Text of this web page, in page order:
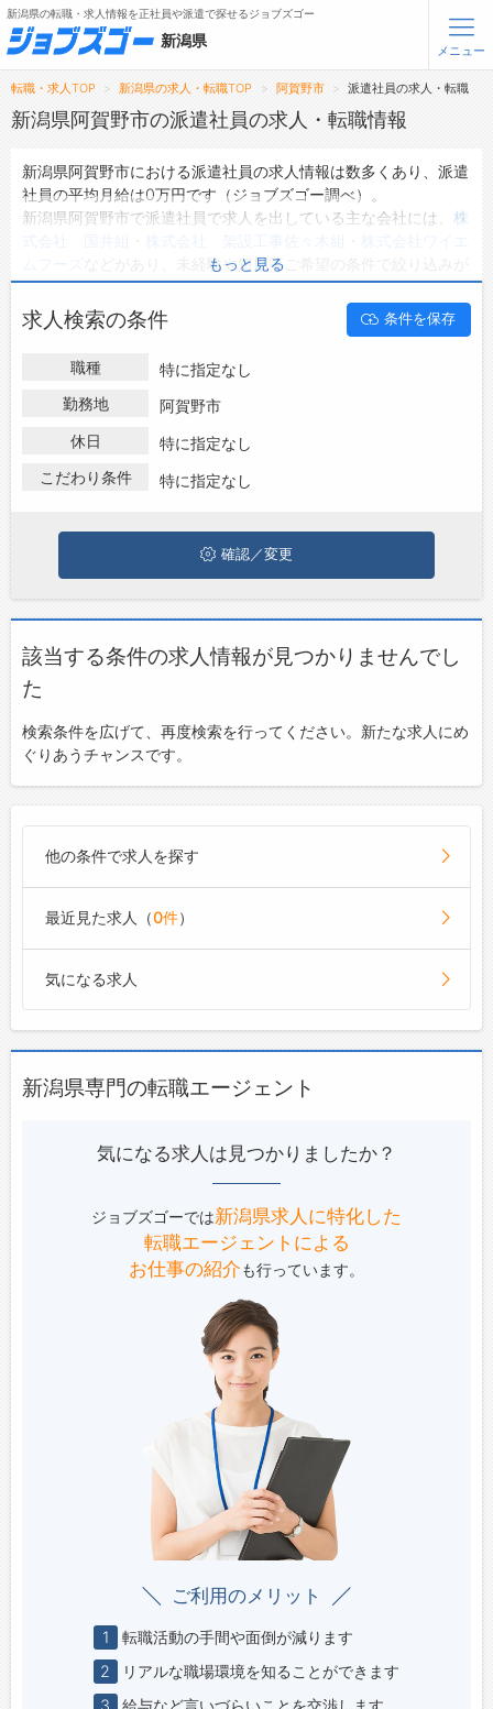
無料会員登録 ログイン
メニュー
トップ
転職支援サービスについて
転職ノウハウ(応募書類の書き方・面接対策など)
ジョブズゴーについて
会社概要
新潟県の転職・求人情報を正社員や派遣で探せるジョブズゴー
新潟県
メニュー
転職・求人TOP 新潟県の求人・転職TOP 阿賀野市 派遣社員の求人・転職
新潟県阿賀野市の派遣社員の求人・転職情報
新潟県阿賀野市における派遣社員の求人情報は数多くあり、派遣
社員の平均月給は0万円です（ジョブズゴー調べ）。
新潟県阿賀野市で派遣社員で求人を出している主な会社には、 株
などがあり、未経験や短期等ご希望の条件で絞り込みが
できます。
新潟県阿賀野市の地域密着型の求人サイトであるジョブズゴーで
は新潟県阿賀野市の派遣社員として働ける求人情報を1件取り扱
っています。
ハローワークにはない求人も多数扱っており、転職だけでなく、
第二新卒から50代・60代以上の方の再就職も可能です。 新潟県
味のある職種に応募してみてくださいね。
もっと見る
求人検索の条件 条件を保存
職種
特に指定なし
勤務地
阿賀野市
休日
特に指定なし
こだわり条件
特に指定なし
確認／変更
該当する条件の求人情報が見つかりませんでし
た
検索条件を広げて、再度検索を行ってください。新たな求人にめ
ぐりあうチャンスです。
他の条件で求人を探す
最近見た求人（0件）
気になる求人
新潟県専門の転職エージェント
気になる求人は見つかりましたか？
ジョブズゴーでは新潟県求人に特化した
転職エージェントによる
お仕事の紹介も行っています。
ご利用のメリット
1
転職活動の手間や面倒が減ります
2
リアルな職場環境を知ることができます